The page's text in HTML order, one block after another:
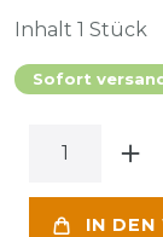
Inhalt 1 Stück
Sofort
IN DEN